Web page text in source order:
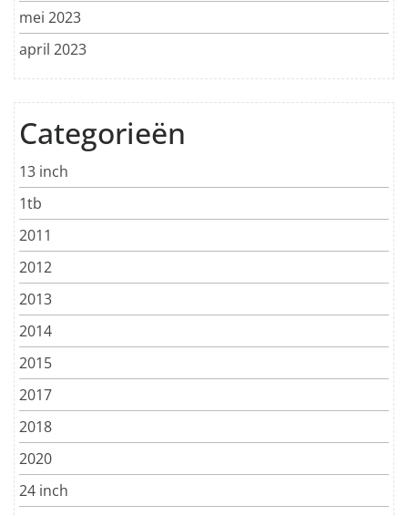
mei 2023
april 2023
Categorieën
13 inch
1tb
2011
2012
2013
2014
2015
2017
2018
2020
24 inch